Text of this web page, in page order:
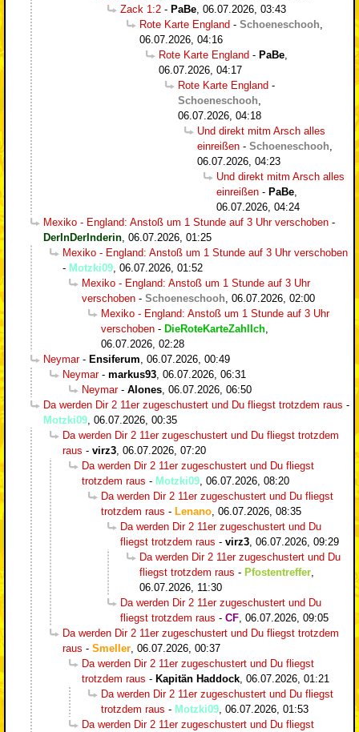
Zack 1:2 - PaBe 06.07.2026, 03:43
Rote Karte England - Schoeneschooh
06.07.2026, 04:16
Rote Karte England - PaBe
06.07.2026, 04:17
Rote Karte England -
Schoeneschooh
06.07.2026, 04:18
Und direkt mitm Arsch alles
einreißen - Schoeneschooh
06.07.2026, 04:23
Und direkt mitm Arsch alles
einreißen - PaBe
06.07.2026, 04:24
Mexiko - England: Anstoß um 1 Stunde auf 3 Uhr verschoben -
DerInDerInderin 06.07.2026, 01:25
Mexiko - England: Anstoß um 1 Stunde auf 3 Uhr verschoben
- Motzki09 06.07.2026, 01:52
Mexiko - England: Anstoß um 1 Stunde auf 3 Uhr
verschoben - Schoeneschooh 06.07.2026, 02:00
Mexiko - England: Anstoß um 1 Stunde auf 3 Uhr
verschoben - DieRoteKarteZahlIch
06.07.2026, 02:28
Neymar- Ensiferum 06.07.2026, 00:49
Neymar- markus93 06.07.2026, 06:31
Neymar- Alones 06.07.2026, 06:50
Da werden Dir 2 11er zugeschustert und Du fliegst trotzdem raus -
Motzki09 06.07.2026, 00:35
Da werden Dir 2 11er zugeschustert und Du fliegst trotzdem
raus - virz3 06.07.2026, 07:20
Da werden Dir 2 11er zugeschustert und Du fliegst
trotzdem raus - Motzki09 06.07.2026, 08:20
Da werden Dir 2 11er zugeschustert und Du fliegst
trotzdem raus - Lenano 06.07.2026, 08:35
Da werden Dir 2 11er zugeschustert und Du
fliegst trotzdem raus - virz3 06.07.2026, 09:29
Da werden Dir 2 11er zugeschustert und Du
fliegst trotzdem raus - Pfostentreffer
06.07.2026, 11:30
Da werden Dir 2 11er zugeschustert und Du
fliegst trotzdem raus - CF 06.07.2026, 09:05
Da werden Dir 2 11er zugeschustert und Du fliegst trotzdem
raus - Smeller 06.07.2026, 00:37
Da werden Dir 2 11er zugeschustert und Du fliegst
trotzdem raus - Kapitän Haddock 06.07.2026, 01:21
Da werden Dir 2 11er zugeschustert und Du fliegst
trotzdem raus - Motzki09 06.07.2026, 01:53
Da werden Dir 2 11er zugeschustert und Du fliegst